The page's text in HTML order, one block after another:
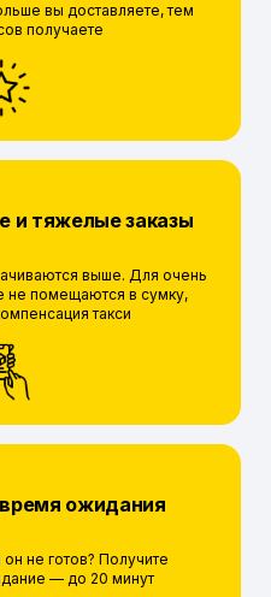
вы доставляете, тем
получаете
и тяжелые заказы
выше. Для очень
не помещаются в сумку,
такси
ожидания
не готов? Получите
— до 20 минут